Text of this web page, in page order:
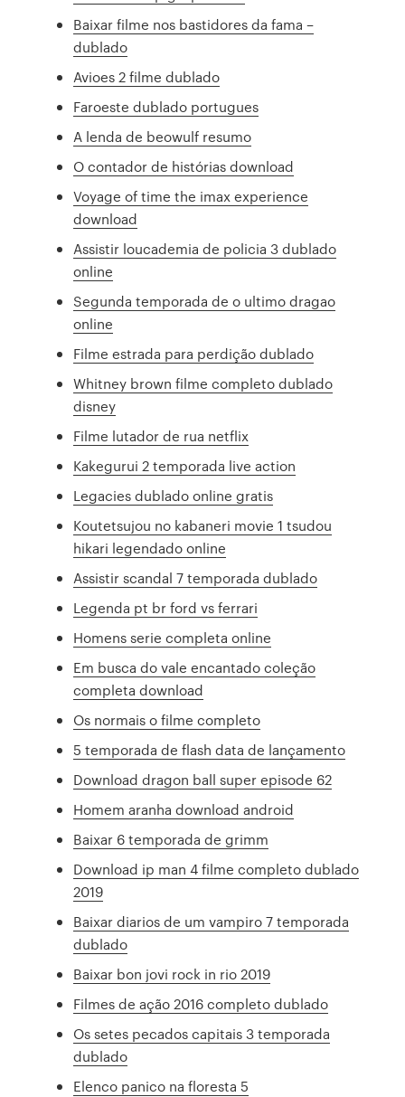
Baixar filme nos bastidores da fama –
dublado
Avioes 2 filme dublado
Faroeste dublado portugues
A lenda de beowulf resumo
O contador de histórias download
Voyage of time the imax experience
download
Assistir loucademia de policia 3 dublado
online
Segunda temporada de o ultimo dragao
online
Filme estrada para perdição dublado
Whitney brown filme completo dublado
disney
Filme lutador de rua netflix
Kakegurui 2 temporada live action
Legacies dublado online gratis
Koutetsujou no kabaneri movie 1 tsudou
hikari legendado online
Assistir scandal 7 temporada dublado
Legenda pt br ford vs ferrari
Homens serie completa online
Em busca do vale encantado coleção
completa download
Os normais o filme completo
5 temporada de flash data de lançamento
Download dragon ball super episode 62
Homem aranha download android
Baixar 6 temporada de grimm
Download ip man 4 filme completo dublado
2019
Baixar diarios de um vampiro 7 temporada
dublado
Baixar bon jovi rock in rio 2019
Filmes de ação 2016 completo dublado
Os setes pecados capitais 3 temporada
dublado
Elenco panico na floresta 5